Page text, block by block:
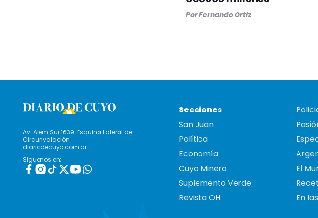
PorFernando Ortiz
Av. Alem Sur 1639. Esquina Lateral de
Circunvalación
diariodecuyo.com.ar
Siguenos en:
Secciones
San Juan
Política
Economía
Cuyo Minero
Suplemento Verde
Revista OH
El
En